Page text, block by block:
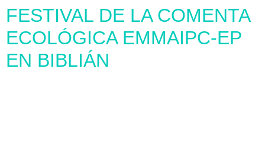
FESTIVAL DE LA COMENTA
ECOLÓGICA EMMAIPC-EP
EN BIBLIÁN